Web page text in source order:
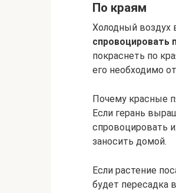
По краям
Холодный воздух
спровоцировать
покраснеть по
его необходимо
Почему красные
Если герань
спровоцировать
заносить домой.
Если растение
будет пересадка